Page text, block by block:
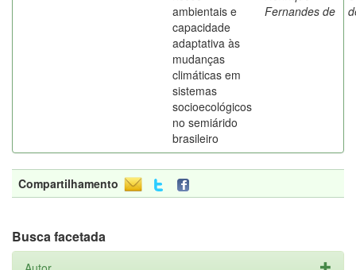
ambientais e
capacidade
adaptativa às
mudanças
climáticas em
sistemas
socioecológicos
no semiárido
brasileiro
Fernandes de
Compartilhamento
Busca facetada